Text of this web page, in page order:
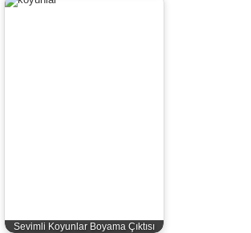
Sevimli Koyunlar Boyama Çıktısı